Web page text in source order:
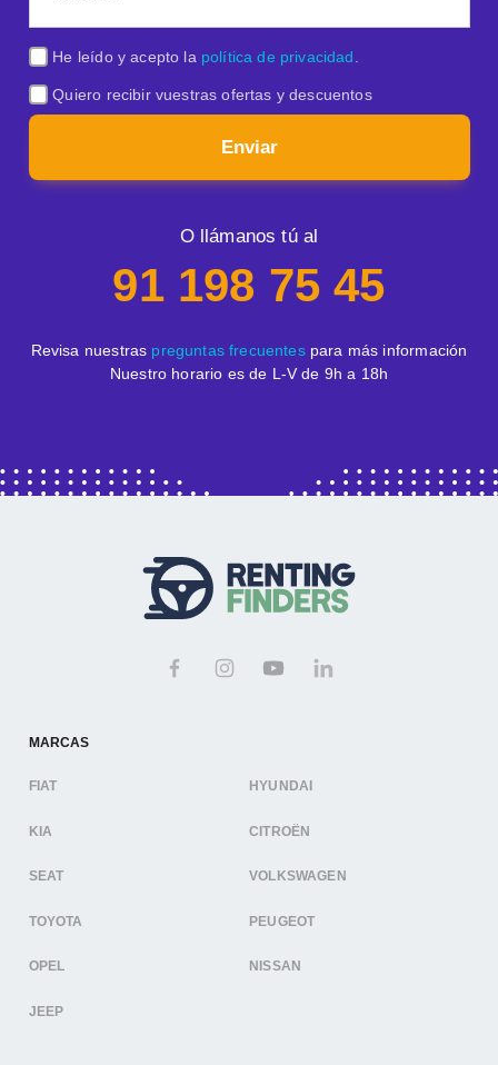
He leído y acepto la política de privacidad.
Quiero recibir vuestras ofertas y descuentos
Enviar
O llámanos tú al
91 198 75 45
Revisa nuestras preguntas frecuentespara más información
Nuestro horario es de L-V de 9h a 18h
MARCAS
FIAT HYUNDAI
KIA CITROËN
SEAT VOLKSWAGEN
TOYOTA PEUGEOT
OPEL NISSAN
JEEP